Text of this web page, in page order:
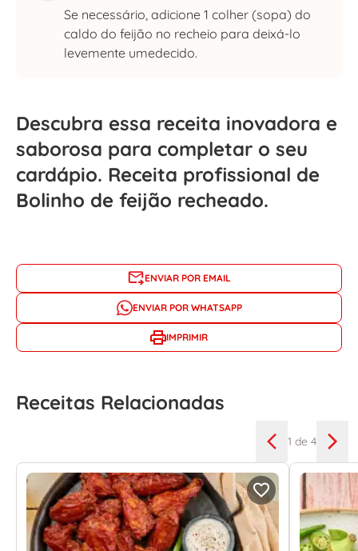
Se necessário, adicione 1 colher (sopa) do
caldo do feijão no recheio para deixá-lo
levemente umedecido.
Descubra essa receita inovadora e
saborosa para completar o seu
cardápio. Receita profissional de
Bolinho de feijão recheado.
ENVIAR POR EMAIL
ENVIAR POR WHATSAPP
IMPRIMIR
Receitas Relacionadas
1 de 4